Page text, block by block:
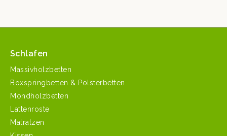
Schlafen
Massivholzbetten
Boxspringbetten & Polsterbetten
Mondholzbetten
Lattenroste
Matratzen